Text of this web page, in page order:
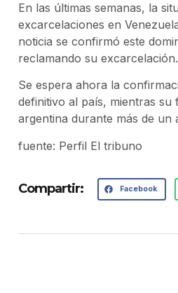
En las últimas semanas, la
excarcelaciones en
noticia se confirmó este
reclamando su excarcelación.
Se espera ahora la
definitivo al país, mientras
argentina durante más de un
fuente: Perfil El tribuno
Compartir: Facebook